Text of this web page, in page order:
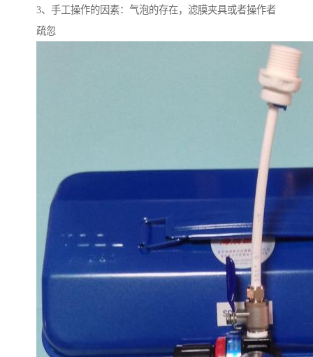
3、手工操作的因素：气泡的存在，滤膜夹具或者操作者
疏忽